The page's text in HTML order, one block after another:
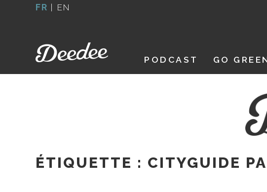
FR | EN
PODCAST GO
ÉTIQUETTE : CITYGUIDE